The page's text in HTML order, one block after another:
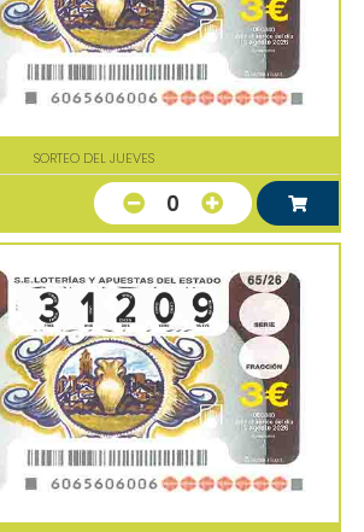
SORTEO DEL JUEVES
0